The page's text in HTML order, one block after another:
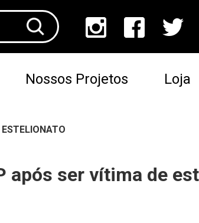
Nossos Projetos Loja
após ser vítima de